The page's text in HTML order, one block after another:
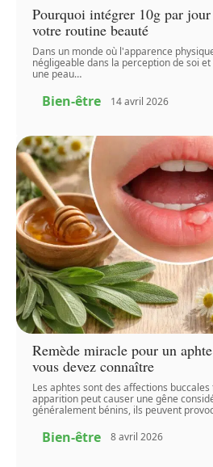
Pourquoi intégrer 10g par
votre routine beauté
Dans un monde où l'apparence
négligeable dans la perception de soi
une peau…
Bien-être 14 avril 2026
Remède miracle pour un
vous devez connaître
Les aphtes sont des affections
apparition peut causer une gêne
généralement bénins, ils peuvent
Bien-être 8 avril 2026